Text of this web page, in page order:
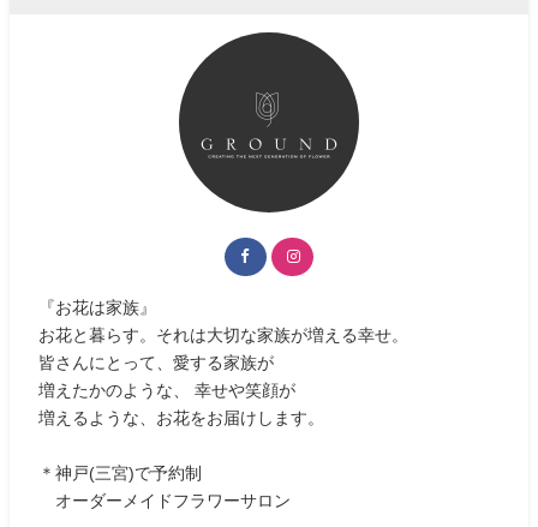
『お花は家族』
お花と暮らす。それは大切な家族が増える幸せ。
皆さんにとって、愛する家族が
増えたかのような、 幸せや笑顔が
増えるような、お花をお届けします。
＊神戸(三宮)で予約制
オーダーメイドフラワーサロン